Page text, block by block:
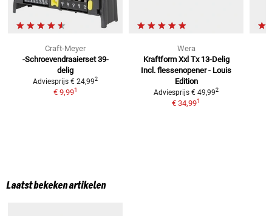
Craft-Meyer
-Schroevendraaierset 39-
delig
Adviesprijs € 24,992
€ 9,991
Wera
Kraftform Xxl Tx 13-Delig
Incl. flessenopener - Louis
Edition
Adviesprijs € 49,992
€ 34,991
Laatst bekeken artikelen